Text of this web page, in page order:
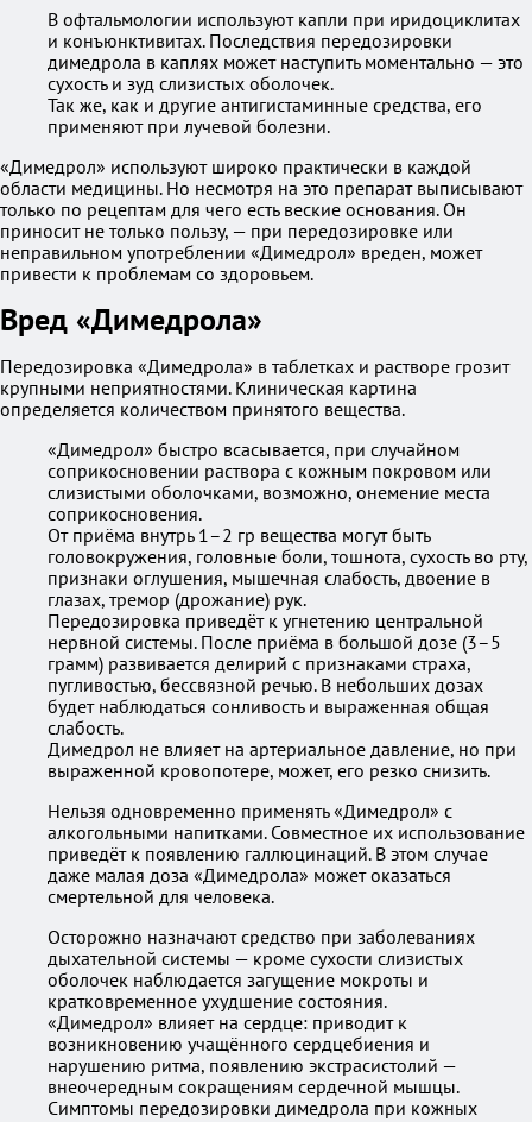
В офтальмологии используют капли при иридоциклитах
и конъюнктивитах. Последствия передозировки
димедрола в каплях может наступить моментально — это
сухость и зуд слизистых оболочек.
Так же, как и другие антигистаминные средства, его
применяют при лучевой болезни.
«Димедрол» используют широко практически в каждой
области медицины. Но несмотря на это препарат выписывают
только по рецептам для чего есть веские основания. Он
приносит не только пользу, — при передозировке или
неправильном употреблении «Димедрол» вреден, может
привести к проблемам со здоровьем.
Вред «Димедрола»
Передозировка «Димедрола» в таблетках и растворе грозит
крупными неприятностями. Клиническая картина
определяется количеством принятого вещества.
«Димедрол» быстро всасывается, при случайном
соприкосновении раствора с кожным покровом или
слизистыми оболочками, возможно, онемение места
соприкосновения.
От приёма внутрь 1–2 гр вещества могут быть
головокружения, головные боли, тошнота, сухость во рту,
признаки оглушения, мышечная слабость, двоение в
глазах, тремор (дрожание) рук.
Передозировка приведёт к угнетению центральной
нервной системы. После приёма в большой дозе (3–5
грамм) развивается делирий с признаками страха,
пугливостью, бессвязной речью. В небольших дозах
будет наблюдаться сонливость и выраженная общая
слабость.
Димедрол не влияет на артериальное давление, но при
выраженной кровопотере, может, его резко снизить.
Нельзя одновременно применять «Димедрол» с
алкогольными напитками. Совместное их использование
приведёт к появлению галлюцинаций. В этом случае
даже малая доза «Димедрола» может оказаться
смертельной для человека.
Осторожно назначают средство при заболеваниях
дыхательной системы — кроме сухости слизистых
оболочек наблюдается загущение мокроты и
кратковременное ухудшение состояния.
«Димедрол» влияет на сердце: приводит к
возникновению учащённого сердцебиения и
нарушению ритма, появлению экстрасистолий —
внеочередным сокращениям сердечной мышцы.
Симптомы передозировки димедрола при кожных